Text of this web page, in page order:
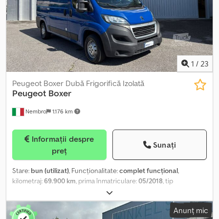
1 / 23
Nembro 1.176 km
Peugeot Boxer Dubă Frigorifică Izolată
Peugeot Boxer
preț
Sunați
Stare: bun (utilizat), Funcționalitate:complet funcțional,
kilometraj:69.900 km, prima înmatriculare:05/2018, tip
, configurație ax:
numărul de trepte de viteză:6, clasă de emisii:euro6d, număr de
locuri:3, An de fabricație: , Dotări:ABS, Port USB, aerAnunț mic